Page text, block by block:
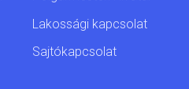
Lakossági kapcsolat
Sajtókapcsolat